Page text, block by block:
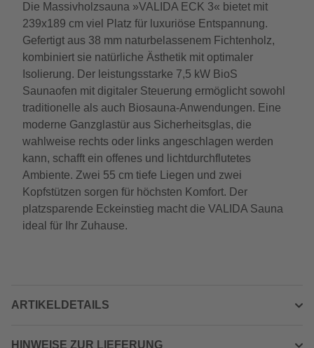
Die Massivholzsauna »VALIDA ECK 3« bietet mit
239x189 cm viel Platz für luxuriöse Entspannung.
Gefertigt aus 38 mm naturbelassenem Fichtenholz,
kombiniert sie natürliche Ästhetik mit optimaler
Isolierung. Der leistungsstarke 7,5 kW BioS
Saunaofen mit digitaler Steuerung ermöglicht sowohl
traditionelle als auch Biosauna-Anwendungen. Eine
moderne Ganzglastür aus Sicherheitsglas, die
wahlweise rechts oder links angeschlagen werden
kann, schafft ein offenes und lichtdurchflutetes
Ambiente. Zwei 55 cm tiefe Liegen und zwei
Kopfstützen sorgen für höchsten Komfort. Der
platzsparende Eckeinstieg macht die VALIDA Sauna
ideal für Ihr Zuhause.
ARTIKELDETAILS
HINWEISE ZUR LIEFERUNG